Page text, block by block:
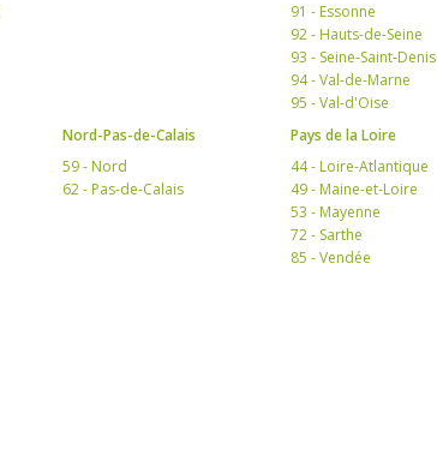
91 - Essonne
92 - Hauts-de-Seine
93 - Seine-Saint-Denis
94 - Val-de-Marne
95 - Val-d'Oise
Nord-Pas-de-Calais
59 - Nord
62 - Pas-de-Calais
Pays de la Loire
44 - Loire-Atlantique
49 - Maine-et-Loire
53 - Mayenne
72 - Sarthe
85 - Vendée